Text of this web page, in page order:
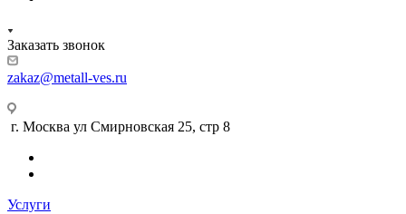
Заказать звонок
zakaz@metall-ves.ru
г. Москва ул Смирновская 25, стр 8
Услуги